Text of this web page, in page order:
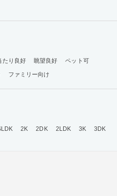
たり良好 眺望良好
ペット可
ファミリー向け
2K 2DK 2LDK 3K
3DK